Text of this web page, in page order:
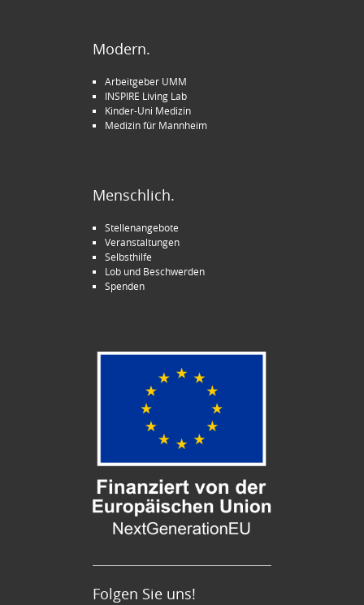
Modern.
Arbeitgeber UMM
INSPIRE Living Lab
Kinder-Uni Medizin
Medizin für Mannheim
Menschlich.
Stellenangebote
Veranstaltungen
Selbsthilfe
Lob und Beschwerden
Spenden
Folgen Sie uns!